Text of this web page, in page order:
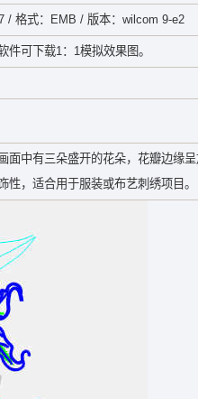
/ 格式：EMB / 版本：wilcom 9-e2
可下载1：1模拟效果图。
中有三朵盛开的花朵，花瓣边缘呈
，适合用于服装或布艺刺绣项目。